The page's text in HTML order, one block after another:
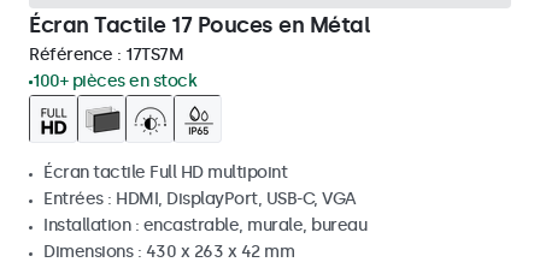
Écran Tactile 17 Pouces en Métal
Référence : 17TS7M
100+ pièces en stock
Écran tactile Full HD multipoint
Entrées : HDMI, DisplayPort, USB-C, VGA
Installation : encastrable, murale, bureau
Dimensions : 430 x 263 x 42 mm